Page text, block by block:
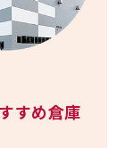
すめ倉庫